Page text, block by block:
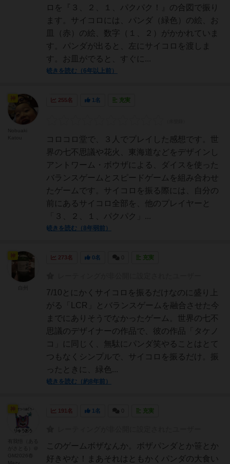
ロを『３、２、１、パクパク！』の合図で振り
ます。サイコロには、パンダ（緑色）の絵、お
皿（赤）の絵、数字（１、２）がかかれていま
す。パンダが出ると、左にサイコロを渡しま
す。お皿がでると、すぐに...
続きを読む（6年以上前）
255名 1名 充実
コロコロ堂で、３人でプレイした感想です。世
界の七不思議や花火、東海道などをデザインし
アントワーム・ボウザによる、ダイスを使った
バランスゲームとスピードゲームを組み合わせ
たゲームです。サイコロを振る際には、自分の
前にあるサイコロ全部を、他のプレイヤーと
「３、２、１、パクパク」...
続きを読む（8年弱前）
273名 0名 充実
7/10とにかくサイコロを振るだけなのに盛り上
がる「LCR」とバランスゲームを融合させた今
までにありそうでなかったゲーム。世界の七不
思議のデザイナーの作品で、彼の作品「タケノ
コ」に同じく、無駄にパンダ笑やることはとて
つもなくシンプルで、サイコロを振るだけ。振
ったときに、緑色...
続きを読む（約8年前）
191名 1名 充実
このゲームボザなんか。ボザパンダとか笹とか
好きやな！まあそれはともかくパンダの大食い